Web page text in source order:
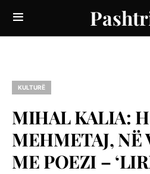
KULTURË
MIHAL KALIA:
MEHMETAJ,
ME POEZI –